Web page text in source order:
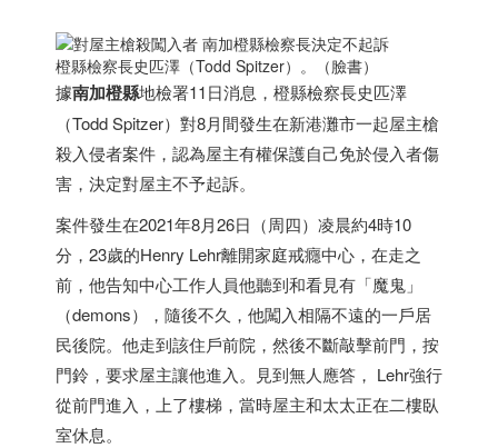
橙縣檢察長史匹澤（Todd Spitzer）。（臉書）
據南加橙縣地檢署11日消息，橙縣檢察長史匹澤
（Todd Spitzer）對8月間發生在新港灘市一起屋主槍
殺入侵者案件，認為屋主有權保護自己免於侵入者傷
害，決定對屋主不予起訴。
案件發生在2021年8月26日（周四）凌晨約4時10
分，23歲的Henry Lehr離開家庭戒癮中心，在走之
前，他告知中心工作人員他聽到和看見有「魔鬼」
（demons），隨後不久，他闖入相隔不遠的一戶居
民後院。他走到該住戶前院，然後不斷敲擊前門，按
門鈴，要求屋主讓他進入。見到無人應答， Lehr強行
從前門進入，上了樓梯，當時屋主和太太正在二樓臥
室休息。